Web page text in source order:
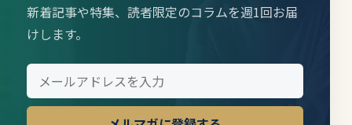
新着記事や特集、読者限定のコラムを週1回お届
けします。